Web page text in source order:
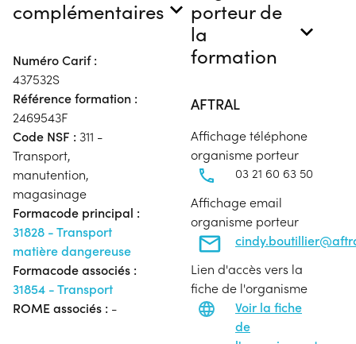
complémentaires
Numéro Carif :
437532S
Référence formation :
2469543F
Code NSF : 311 -
Transport,
manutention,
magasinage
Formacode principal :
31828 - Transport
matière dangereuse
Formacode associés :
31854 - Transport
ROME associés : -
porteur de
la
formation
AFTRAL
Affichage téléphone
organisme porteur
03 21 60 63 50
Affichage email
organisme porteur
Lien d'accès vers la
fiche de l'organisme
Voir la fiche
de